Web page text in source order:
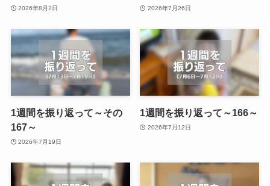
2026年8月2日 2026年7月26日
1週間を振り返って～その
167～
2026年7月19日
1週間を振り返って～166～
2026年7月12日